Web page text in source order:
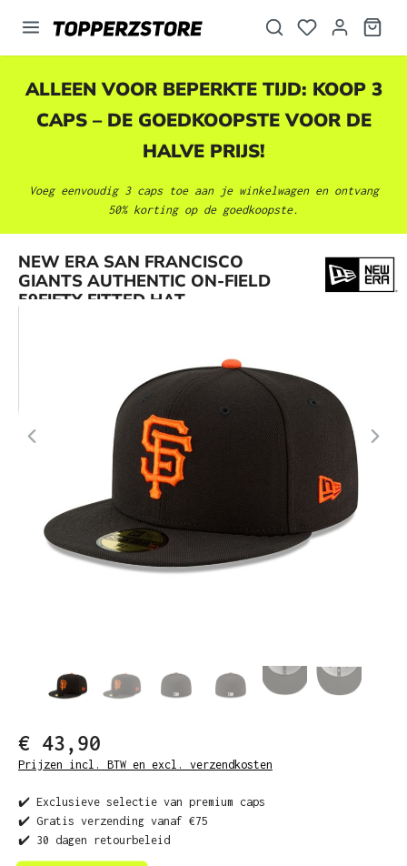
ALLEEN VOOR BEPERKTE TIJD: KOOP 3
CAPS – DE GOEDKOOPSTE VOOR DE
HALVE PRIJS!
Voeg eenvoudig 3 caps toe aan je winkelwagen en ontvang
50% korting op de goedkoopste.
NEW ERA SAN FRANCISCO
GIANTS AUTHENTIC ON-FIELD
59FIFTY FITTED HAT
Afbeeldingengalerij overslaan
€ 43,90
Prijzen incl. BTW en excl. verzendkosten
✔️ Exclusieve selectie van premium caps
✔️ Gratis verzending vanaf €75
✔️ 30 dagen retourbeleid